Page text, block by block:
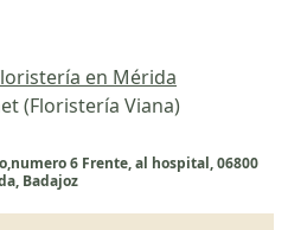
en Mérida
(Floristería Viana)
6 Frente, al hospital, 06800
Badajoz